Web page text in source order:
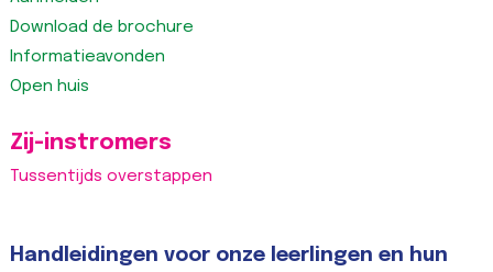
Download de brochure
Informatieavonden
Open huis
Zij-instromers
Tussentijds overstappen
Handleidingen voor onze leerlingen en hun